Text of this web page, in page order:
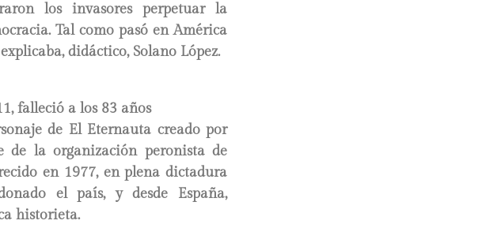
los invasores perpetuar la
Tal como pasó en América
didáctico, Solano López.
falleció a los 83 años
de El Eternauta creado por
de la organización peronista de
en 1977, en plena dictadura
el país, y desde España,
historieta.